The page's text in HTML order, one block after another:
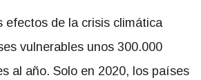
efectos de la crisis climática
vulnerables unos 300.000
al año. Solo en 2020, los países